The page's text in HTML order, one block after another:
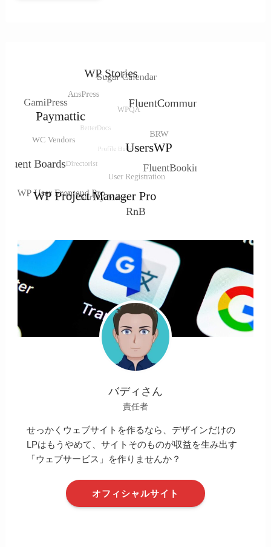
バディさん
責任者
せっかくウェブサイトを作るなら、デザインだけの
LPはもうやめて、サイトそのものが収益を生み出す
「ウェブサービス」を作りませんか？
オフィシャルサイト